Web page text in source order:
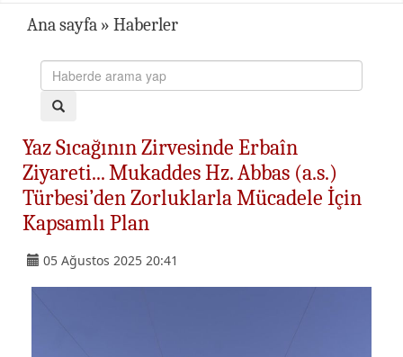
Ana sayfa » Haberler
Yaz Sıcağının Zirvesinde Erbaîn
Ziyareti... Mukaddes Hz. Abbas (a.s.)
Türbesi’den Zorluklarla Mücadele İçin
Kapsamlı Plan
05 Ağustos 2025 20:41